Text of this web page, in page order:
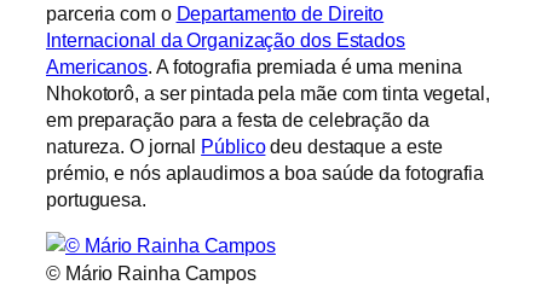
parceria com o Departamento de Direito
Internacional da Organização dos Estados
Americanos . A fotografia premiada é uma menina
Nhokotorô, a ser pintada pela mãe com tinta vegetal,
em preparação para a festa de celebração da
natureza. O jornal Públicodeu destaque a este
prémio, e nós aplaudimos a boa saúde da fotografia
portuguesa.
© Mário Rainha Campos